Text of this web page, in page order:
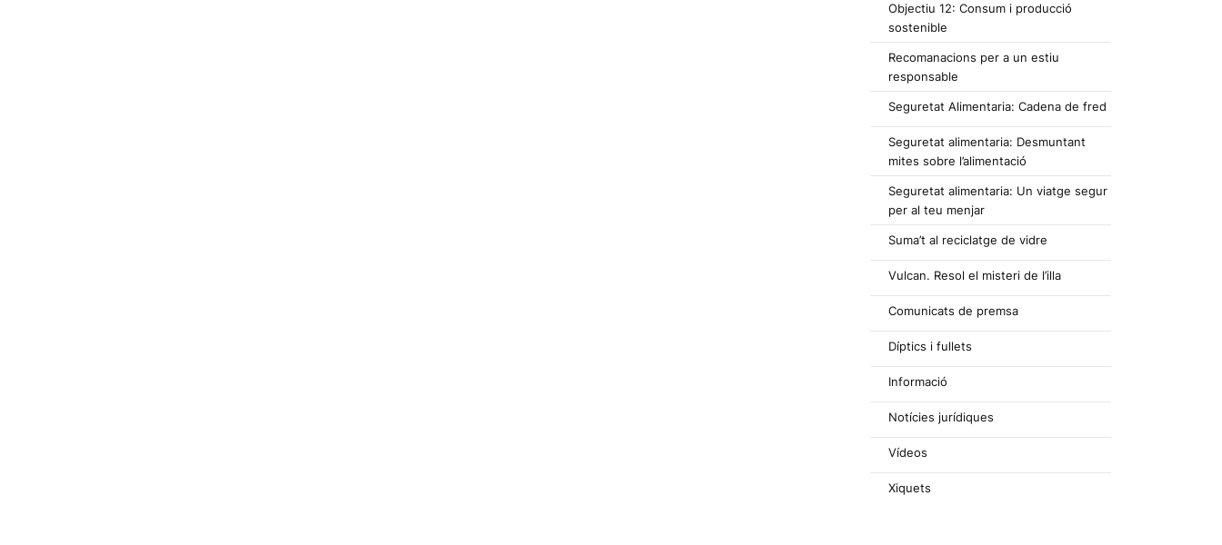
Objectiu 12: Consum i producció
sostenible
Recomanacions per a un estiu
responsable
Seguretat Alimentaria: Cadena de fred
Seguretat alimentaria: Desmuntant
mites sobre l’alimentació
Seguretat alimentaria: Un viatge segur
per al teu menjar
Suma’t al reciclatge de vidre
Vulcan. Resol el misteri de l’illa
Comunicats de premsa
Díptics i fullets
Informació
Notícies jurídiques
Vídeos
Xiquets